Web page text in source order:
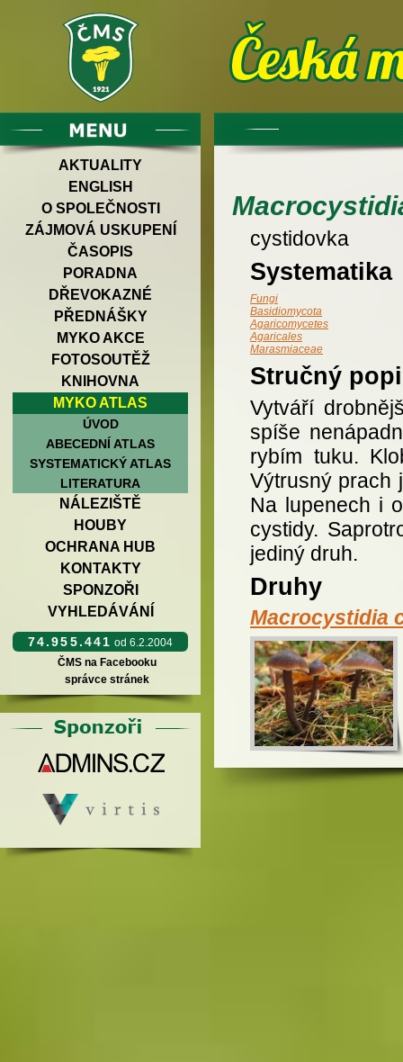
AKTUALITY
ENGLISH
O SPOLEČNOSTI
ZÁJMOVÁ USKUPENÍ
ČASOPIS
PORADNA
DŘEVOKAZNÉ
PŘEDNÁŠKY
MYKO AKCE
FOTOSOUTĚŽ
KNIHOVNA
MYKO ATLAS
ÚVOD
ABECEDNÍ ATLAS
SYSTEMATICKÝ ATLAS
LITERATURA
NÁLEZIŠTĚ
HOUBY
OCHRANA HUB
KONTAKTY
SPONZOŘI
VYHLEDÁVÁNÍ
74.955.441 od 6.2.2004
ČMS na Facebooku
správce stránek
cystidovka
Systematika
Fungi
Basidiomycota
Agaricomycetes
Agaricales
Marasmiaceae
Stručný
Vytváří
spíše
rybím tuku.
Výtrusný prach
Na lupenech i
cystidy.
jediný druh.
Druhy
Macrocystidia